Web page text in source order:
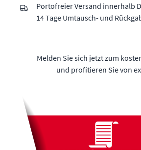
Portofreier Versand innerhalb
14 Tage Umtausch- und
Melden Sie sich jetzt zum
und profitieren Sie von